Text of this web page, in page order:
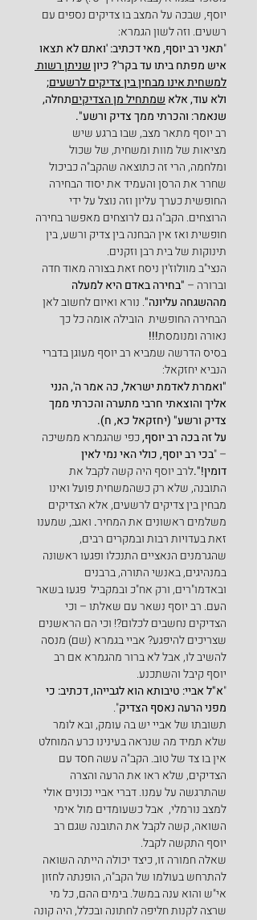
יוסף, שבכה על המצב בו צדיקים נספים עם
רשעים. וזה לשון הגמרא:
"תאני רב יוסף, מאי דכתיב: 'ואתם לא תצאו
איש מפתח ביתו עד בקר'? כיון שניתן רשות
למשחית אינו מבחין בין צדיקים לרשעים;
ולא עוד, אלא שמתחיל מן הצדיקיםתחלה,
שנאמר: והכרתי ממך צדיק ורשע".
רב יוסף מתאר מצב, שבו ברגע שיש
מציאותשל מוות ומשחית, של שכול
ומלחמה, הרי זה כתוצאה שהקב"ה כביכול
שחרר את הרסן והעמיד את יסוד הבחירה
החופשית כערך עליון וזה נוצל על ידי
הרוצחים. הקב"ה גם לרוצחים מאפשר בחירה
חופשית ואז אין הבחנה בין צדיק ורשע, בין
תינוקות של בית רבן וזקנים.
הנצי"ב מוולוז'ין ניסח זאת בצורה מאוד חדה
וברורה – "בחירה באדם היא למעלה
מההשגחה עליונה". נורא ואיום לחשוב לאן
הבחירה החופשית  הובילה אומה כל כך
נאורה ומנומסת!!!
בסיס הדרשה שמביא רב יוסף מעוגן בדברי
הנביא יחזקאל:
"ואמרת לאדמת ישראל, כה אמר ה', הנני
אליך והוצאתי חרבי מתערה והכרתי ממך
צדיק ורשע" (יחזקאל כא, ח).
על זה בכה רב יוסף, כפי שהגמרא ממשיכה
– "בכי רב יוסף, כולי האי נמי לאין
דומין!".לרב יוסף היה קשה לקבל את
התובנה, שלא רק כשהמשחית פועל ואינו
מבחין בין צדיקים לרשעים, אלא הצדיקים
משלמים ראשונים את המחיר. ואגב, שמענו
זאת בעדויות רבות ובמקרים רבים,
שהגרמנים הנאציים התנכלו ופגעו ראשונה
במנהיגים, באנשי התורה, ברבנים
ובאדמו"רים, ורק אח"כ ובמקביל  פגעו בשאר
העם. רב יוסף נשאר עם שאלתו – וכי
הצדיקים נחשבים לכלום?! וכי הם הראשנים
שצריכים להיפגע? אביי בגמרא (שם) מנסה
להשיב לו, אבל לא ברור מהגמרא אם רב
יוסף קיבל והשתכנע.
"א"ל אביי: טיבותא הוא לגבייהו, דכתיב: כי
מפני הרעה נאסף הצדיק".
תשובתו של אביי יש בה עומק, ובא לומר
שלא תמיד מה שנראה בעינינו כרע המוחלט
אין בו צד של טוב. הקב"ה עשה חסד עם
הצדיקים, שלא ראו את הרעה והצרה
שהתרגשה על עמנו. דברי אביי נכונים אולי
למצב נורמלי,  אבל כשעומדים מול אימי
השואה, קשה לקבל את התובנה שגם רב
יוסף התקשה לקבל.
שאלה חמורה זו, כיצד יכולה הייתה השואה
להתרחש בעולמו של הקב"ה, הופנתה לחזון
אי"ש והוא ענה במשל. בימים ההם, כל מי
שרצה לקנות חליפה לחתונה ובכלל, היה קונה